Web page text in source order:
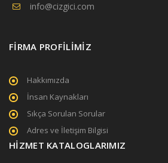
info@cizgici.com
FİRMA PROFİLİMİZ
Hakkımızda
İnsan Kaynakları
Sıkça Sorulan Sorular
Adres ve İletişim Bilgisi
HİZMET KATALOGLARIMIZ